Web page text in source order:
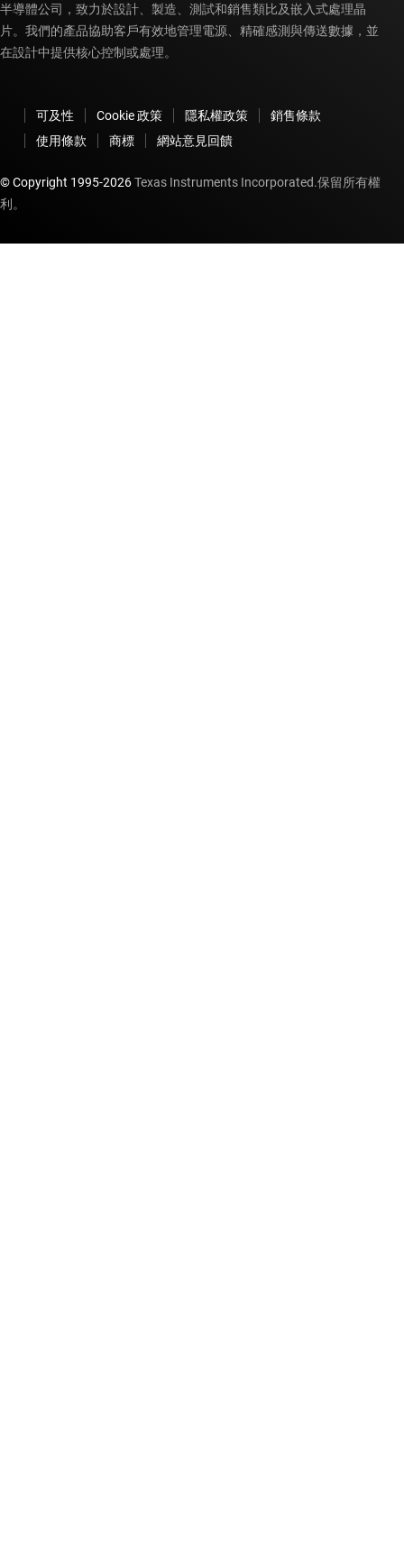
半導體公司，致力於設計、製造、測試和銷售類比及嵌入式處理晶
片。我們的產品協助客戶有效地管理電源、精確感測與傳送數據，並
在設計中提供核心控制或處理。
可及性 Cookie 政策 隱私權政策
銷售條款
使用條款
商標 網站意見回饋
© Copyright 1995-2026Texas Instruments Incorporated.保留所有權
利。